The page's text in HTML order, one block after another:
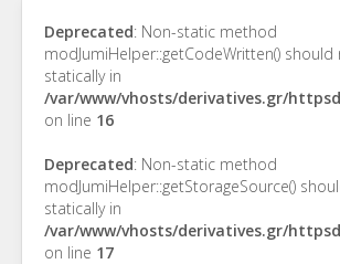
Deprecated: Non-static method
modJumiHelper::getCodeWritten()
statically in
/var/www/vhosts/derivatives.gr/
on line 16
Deprecated: Non-static method
modJumiHelper::getStorageSource()
statically in
/var/www/vhosts/derivatives.gr/
on line 17